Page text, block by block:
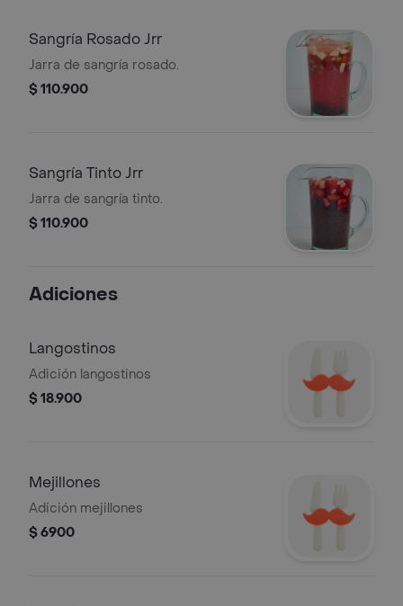
Sangría Rosado Jrr
Jarra de sangría rosado.
$ 110.900
Sangría Tinto Jrr
Jarra de sangría tinto.
$ 110.900
Adiciones
Langostinos
Adición langostinos
$ 18.900
Mejillones
Adición mejillones
$ 6900